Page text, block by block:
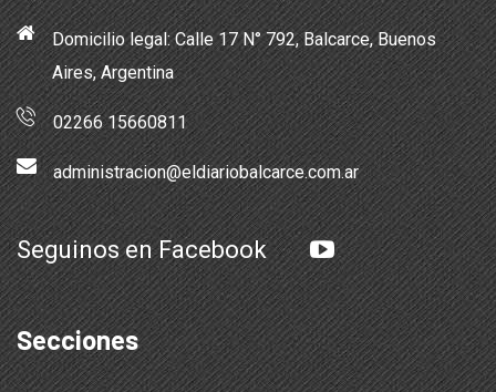
Domicilio legal: Calle 17 N° 792, Balcarce, Buenos
Aires, Argentina
02266 15660811
administracion@eldiariobalcarce.com.ar
Seguinos en Facebook
Secciones